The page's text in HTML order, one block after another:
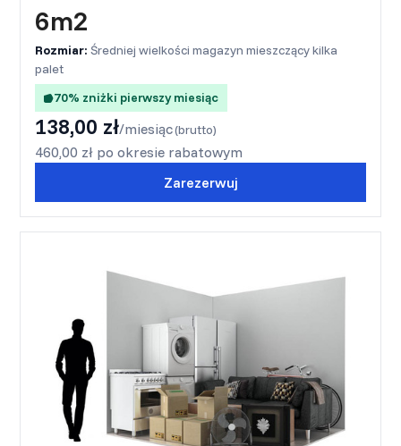
6m2
Rozmiar: Średniej wielkości magazyn mieszczący kilka
palet
70% zniżki pierwszy miesiąc
138,00 zł/miesiąc(brutto)
460,00 zł po okresie rabatowym
Zarezerwuj